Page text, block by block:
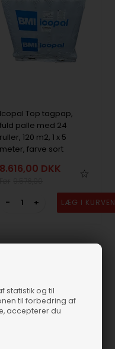
statistik og til
til forbedring af
accepterer du
Icopal Top tagpap,
fuld palle med 24
ruller, 120 m2, 1 x 5
meter, farve sort
8.616,00 DKK
- +